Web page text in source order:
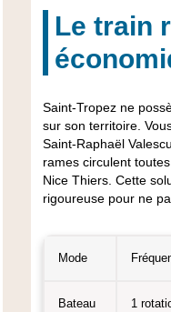
Le train
Saint-Tropez ne
sur son territoire.
Saint-Raphaël
rames circulent
Nice Thiers. Cette
rigoureuse pour ne
Mode
Bateau 1